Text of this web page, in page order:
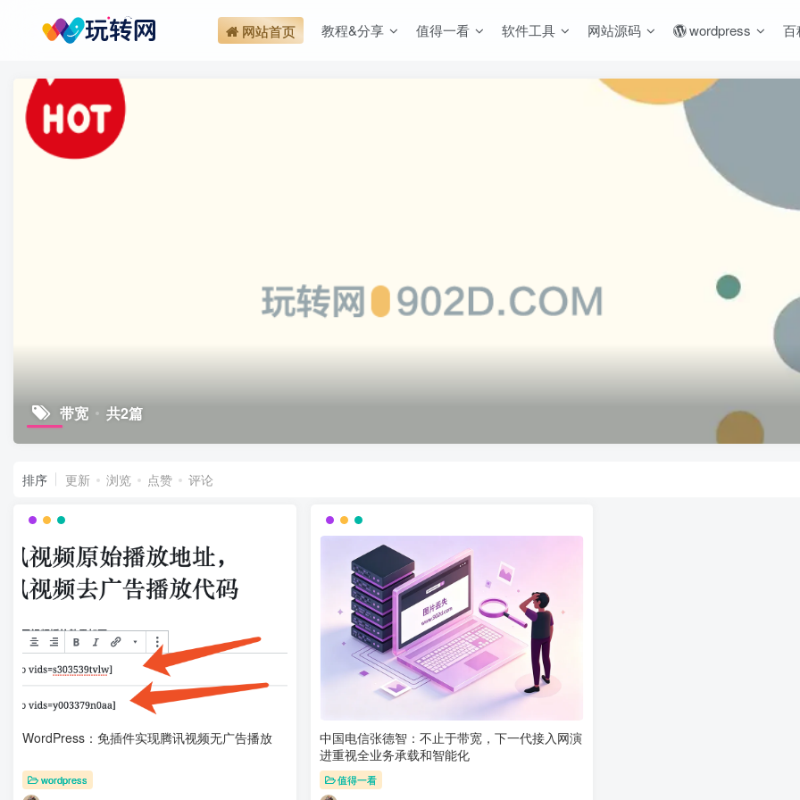
网站首页 教程&分享 值得一看 软件工具 网站源码 wordpress 百
带宽 共2篇
排序 更新 浏览 点赞 评论
WordPress：免插件实现腾讯视频无广告播放
wordpress
中国电信张德智：不止于带宽，下一代接入网演
进重视全业务承载和智能化
值得一看